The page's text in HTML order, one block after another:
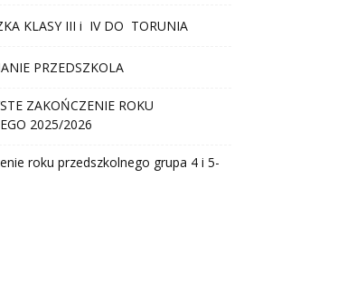
KLASY III i IV DO TORUNIA
PRZEDSZKOLA
ZAKOŃCZENIE ROKU
2025/2026
roku przedszkolnego grupa 4 i 5-